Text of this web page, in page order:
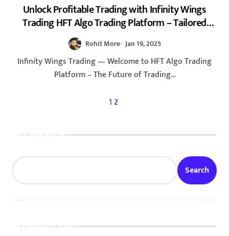
Unlock Profitable Trading with Infinity Wings
Trading HFT Algo Trading Platform – Tailored
Strategies & Expert Solutions
Rohit More Jan 19, 2025
Infinity Wings Trading — Welcome to HFT Algo Trading
Platform – The Future of Trading...
P
s
t
p
a
g
12
Search
Search
Recent Posts